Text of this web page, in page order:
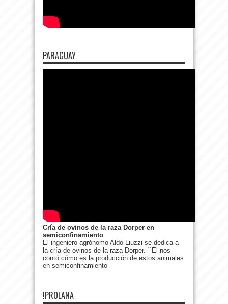
PARAGUAY
Cría de ovinos de la raza Dorper en
semiconfinamiento
El ingeniero agrónomo Aldo Liuzzi se dedica a
la cría de ovinos de la raza Dorper. ´´Él nos
contó cómo es la producción de estos animales
en semiconfinamiento
!PROLANA